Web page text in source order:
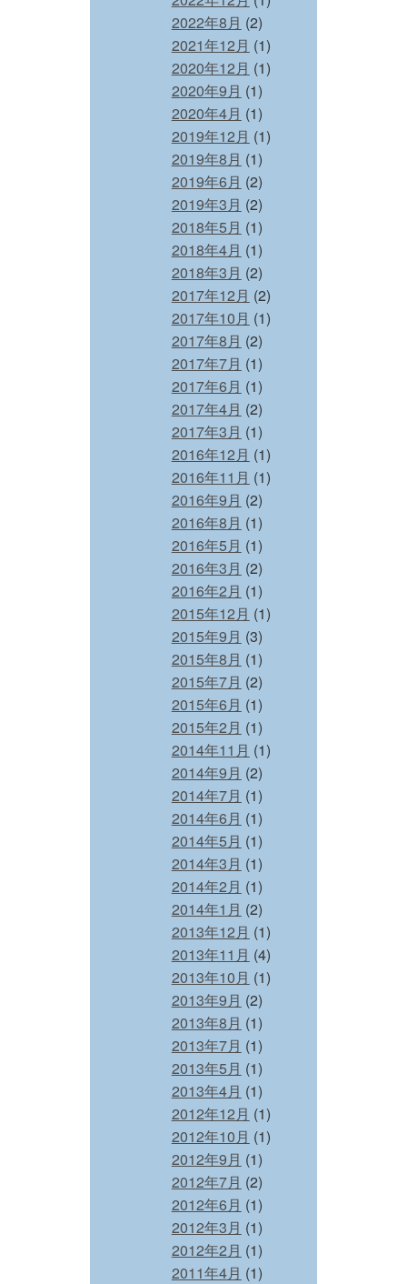
2022年8月 (2)
2021年12月 (1)
2020年12月 (1)
2020年9月 (1)
2020年4月 (1)
2019年12月 (1)
2019年8月 (1)
2019年6月 (2)
2019年3月 (2)
2018年5月 (1)
2018年4月 (1)
2018年3月 (2)
2017年12月 (2)
2017年10月 (1)
2017年8月 (2)
2017年7月 (1)
2017年6月 (1)
2017年4月 (2)
2017年3月 (1)
2016年12月 (1)
2016年11月 (1)
2016年9月 (2)
2016年8月 (1)
2016年5月 (1)
2016年3月 (2)
2016年2月 (1)
2015年12月 (1)
2015年9月 (3)
2015年8月 (1)
2015年7月 (2)
2015年6月 (1)
2015年2月 (1)
2014年11月 (1)
2014年9月 (2)
2014年7月 (1)
2014年6月 (1)
2014年5月 (1)
2014年3月 (1)
2014年2月 (1)
2014年1月 (2)
2013年12月 (1)
2013年11月 (4)
2013年10月 (1)
2013年9月 (2)
2013年8月 (1)
2013年7月 (1)
2013年5月 (1)
2013年4月 (1)
2012年12月 (1)
2012年10月 (1)
2012年9月 (1)
2012年7月 (2)
2012年6月 (1)
2012年3月 (1)
2012年2月 (1)
2011年4月 (1)